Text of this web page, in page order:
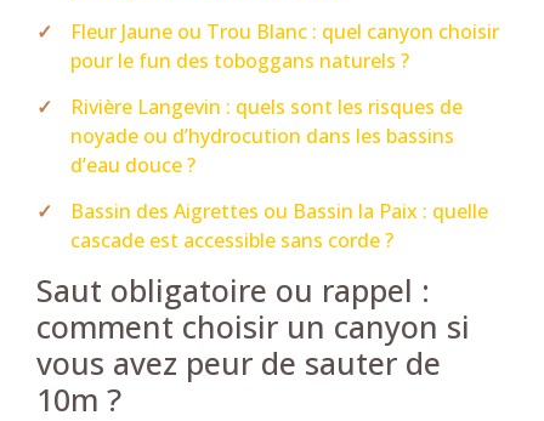
Fleur Jaune ou Trou Blanc : quel canyon choisir
pour le fun des toboggans naturels ?
Rivière Langevin : quels sont les risques de
noyade ou d’hydrocution dans les bassins
d’eau douce ?
Bassin des Aigrettes ou Bassin la Paix : quelle
cascade est accessible sans corde ?
Saut obligatoire ou rappel :
comment choisir un canyon si
vous avez peur de sauter de
10m ?